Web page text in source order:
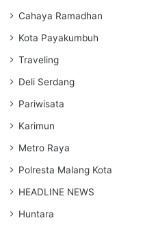
Cahaya Ramadhan
Kota Payakumbuh
Traveling
Deli Serdang
Pariwisata
Karimun
Metro Raya
Polresta Malang Kota
HEADLINE NEWS
Huntara